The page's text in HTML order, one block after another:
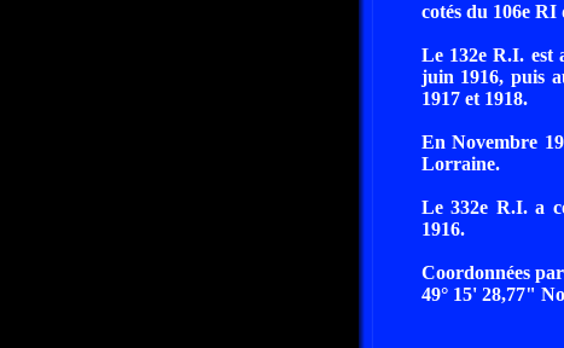
cotés du 106e
Le 132e R.I. est
juin 1916, puis
1917 et 1918.
En Novembre
Lorraine.
Le 332e R.I. a
1916.
Coordonnées
49° 15' 28,77"